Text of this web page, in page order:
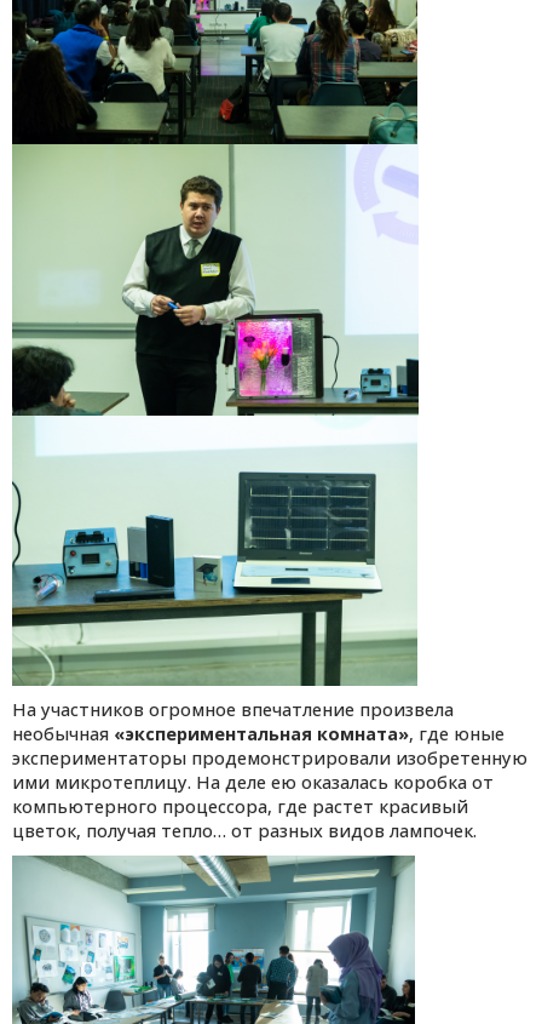
На участников огромное впечатление произвела
необычная «экспериментальная комната», где юные
экспериментаторы продемонстрировали изобретенную
ими микротеплицу. На деле ею оказалась коробка от
компьютерного процессора, где растет красивый
цветок, получая тепло… от разных видов лампочек.